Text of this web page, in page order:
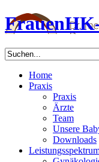
Home
Praxis
Praxis
Ärzte
Team
Unsere
Downloads